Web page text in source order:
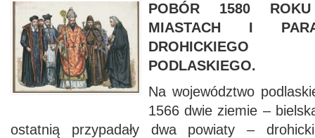
POBÓR 1580
MIASTACH I
DROHICKIEGO
PODLASKIEGO.
Na województwo
1566 dwie ziemie –
ostatnią przypadały dwa powiaty –